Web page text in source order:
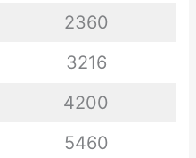
2360
3216
4200
5460